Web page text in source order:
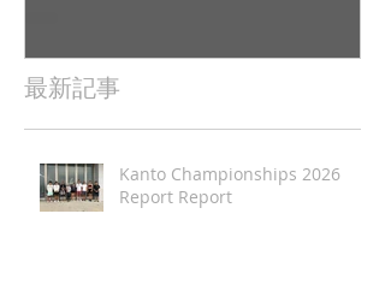
最新記事
Kanto Championships 2026
Report Report